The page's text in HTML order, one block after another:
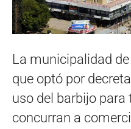
La municipalidad
que optó por
uso del barbijo
concurran a